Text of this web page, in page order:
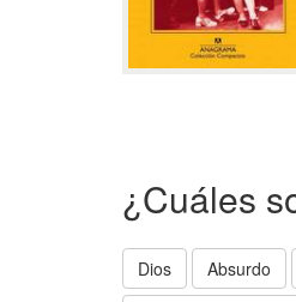
¿Cuáles
Dios Absurdo